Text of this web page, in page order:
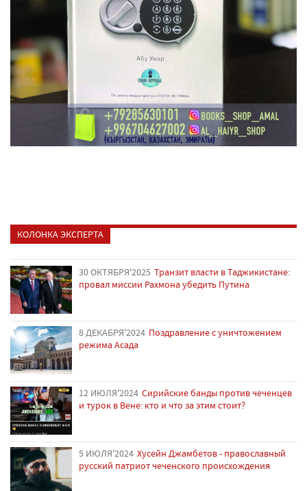
КОЛОНКА ЭКСПЕРТА
30 ОКТЯБРЯ'2025 Транзит власти в Таджикистане:
провал миссии Рахмона убедить Путина
8 ДЕКАБРЯ'2024 Поздравление с уничтожением
режима Асада
12 ИЮЛЯ'2024 Сирийские банды против чеченцев
и турок в Вене: кто и что за этим стоит?
5 ИЮЛЯ'2024 Хусейн Джамбетов - православный
русский патриот чеченского происхождения